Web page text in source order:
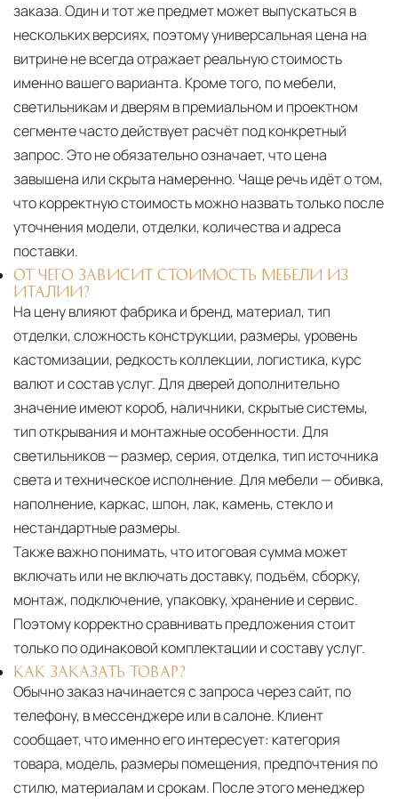
заказа. Один и тот же предмет может выпускаться в
нескольких версиях, поэтому универсальная цена на
витрине не всегда отражает реальную стоимость
именно вашего варианта. Кроме того, по мебели,
светильникам и дверям в премиальном и проектном
сегменте часто действует расчёт под конкретный
запрос. Это не обязательно означает, что цена
завышена или скрыта намеренно. Чаще речь идёт о том,
что корректную стоимость можно назвать только после
уточнения модели, отделки, количества и адреса
поставки.
ОТ ЧЕГО ЗАВИСИТ СТОИМОСТЬ МЕБЕЛИ ИЗ
ИТАЛИИ?
На цену влияют фабрика и бренд, материал, тип
отделки, сложность конструкции, размеры, уровень
кастомизации, редкость коллекции, логистика, курс
валют и состав услуг. Для дверей дополнительно
значение имеют короб, наличники, скрытые системы,
тип открывания и монтажные особенности. Для
светильников — размер, серия, отделка, тип источника
света и техническое исполнение. Для мебели — обивка,
наполнение, каркас, шпон, лак, камень, стекло и
нестандартные размеры.
Также важно понимать, что итоговая сумма может
включать или не включать доставку, подъём, сборку,
монтаж, подключение, упаковку, хранение и сервис.
Поэтому корректно сравнивать предложения стоит
только по одинаковой комплектации и составу услуг.
КАК ЗАКАЗАТЬ ТОВАР?
Обычно заказ начинается с запроса через сайт, по
телефону, в мессенджере или в салоне. Клиент
сообщает, что именно его интересует: категория
товара, модель, размеры помещения, предпочтения по
стилю, материалам и срокам. После этого менеджер